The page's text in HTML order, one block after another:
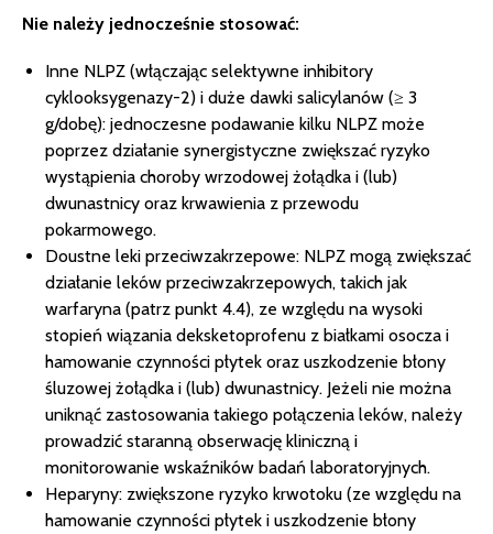
Nie należy jednocześnie stosować:
Inne NLPZ (włączając selektywne inhibitory
cyklooksygenazy-2) i duże dawki salicylanów (≥ 3
g/dobę): jednoczesne podawanie kilku NLPZ może
poprzez działanie synergistyczne zwiększać ryzyko
wystąpienia choroby wrzodowej żołądka i (lub)
dwunastnicy oraz krwawienia z przewodu
pokarmowego.
Doustne leki przeciwzakrzepowe: NLPZ mogą zwiększać
działanie leków przeciwzakrzepowych, takich jak
warfaryna (patrz punkt 4.4), ze względu na wysoki
stopień wiązania deksketoprofenu z białkami osocza i
hamowanie czynności płytek oraz uszkodzenie błony
śluzowej żołądka i (lub) dwunastnicy. Jeżeli nie można
uniknąć zastosowania takiego połączenia leków, należy
prowadzić staranną obserwację kliniczną i
monitorowanie wskaźników badań laboratoryjnych.
Heparyny: zwiększone ryzyko krwotoku (ze względu na
hamowanie czynności płytek i uszkodzenie błony